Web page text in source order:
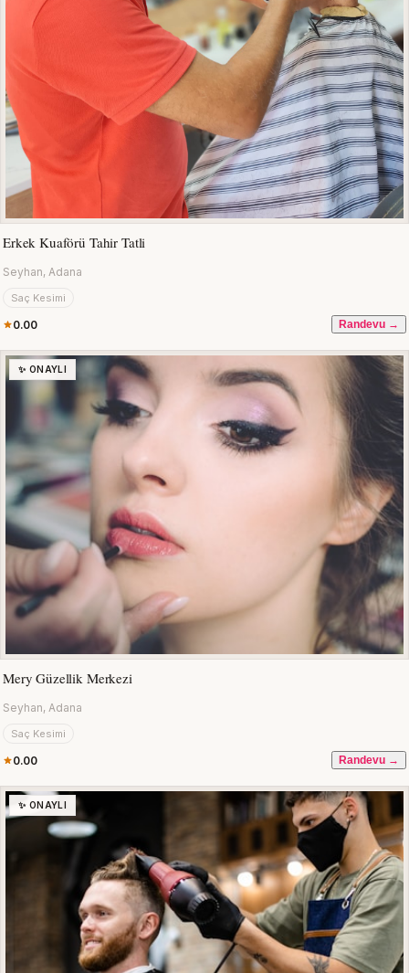
Erkek Kuaförü Tahir Tatli
Seyhan, Adana
Saç Kesimi
0.00 Randevu →
✨ ONAYLI
Mery Güzellik Merkezi
Seyhan, Adana
Saç Kesimi
0.00 Randevu →
✨ ONAYLI